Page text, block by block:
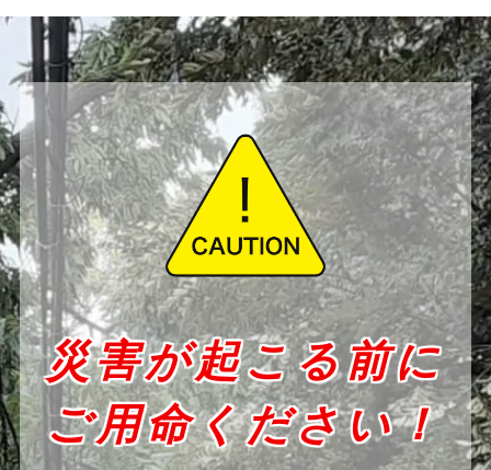
災害が起こる前に
ご用命ください！